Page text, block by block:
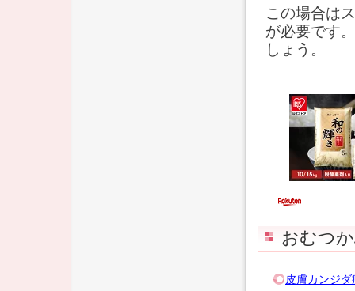
この場合は
が必要です
しょう。
おむつ
皮膚カンジ